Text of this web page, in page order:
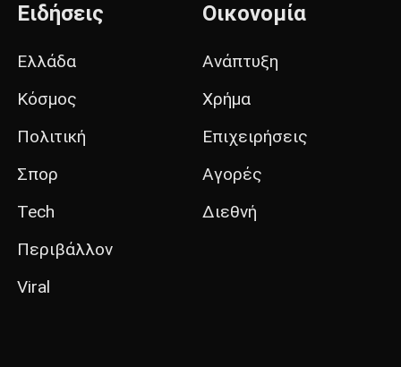
Ειδήσεις
Ελλάδα
Κόσμος
Πολιτική
Σπορ
Tech
Περιβάλλον
Viral
Οικονομία
Ανάπτυξη
Χρήμα
Επιχειρήσεις
Αγορές
Διεθνή